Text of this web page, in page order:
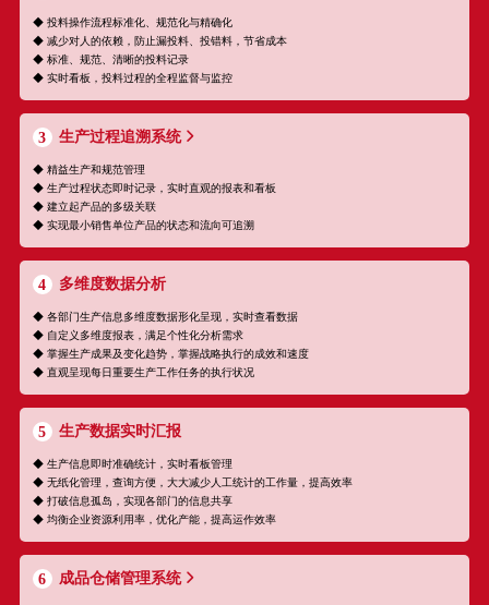
◆ 投料操作流程标准化、规范化与精确化
◆ 减少对人的依赖，防止漏投料、投错料，节省成本
◆ 标准、规范、清晰的投料记录
◆ 实时看板，投料过程的全程监督与监控
3 生产过程追溯系统
◆ 精益生产和规范管理
◆ 生产过程状态即时记录，实时直观的报表和看板
◆ 建立起产品的多级关联
◆ 实现最小销售单位产品的状态和流向可追溯
4 多维度数据分析
◆ 各部门生产信息多维度数据形化呈现，实时查看数据
◆ 自定义多维度报表，满足个性化分析需求
◆ 掌握生产成果及变化趋势，掌握战略执行的成效和速度
◆ 直观呈现每日重要生产工作任务的执行状况
5 生产数据实时汇报
◆ 生产信息即时准确统计，实时看板管理
◆ 无纸化管理，查询方便，大大减少人工统计的工作量，提高效率
◆ 打破信息孤岛，实现各部门的信息共享
◆ 均衡企业资源利用率，优化产能，提高运作效率
6 成品仓储管理系统